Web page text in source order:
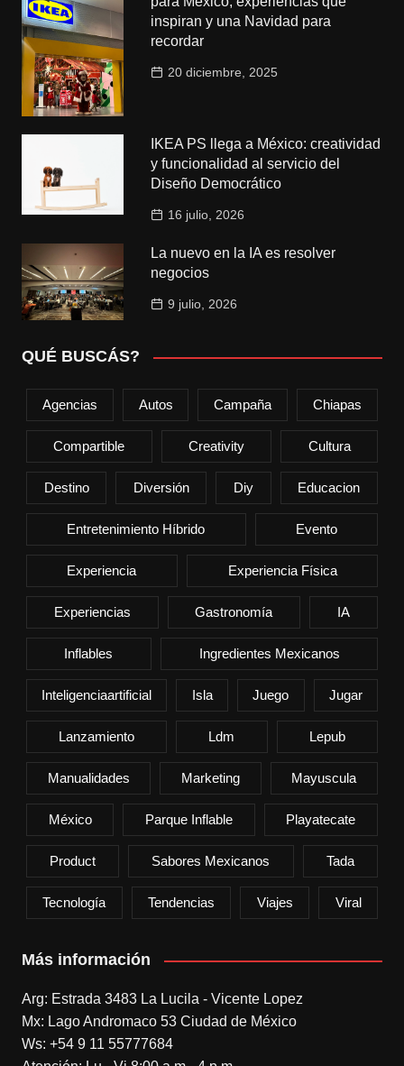
inspiran y una Navidad para
recordar
20 diciembre, 2025
IKEA PS llega a México: creatividad
y funcionalidad al servicio del
Diseño Democrático
16 julio, 2026
La nuevo en la IA es resolver
negocios
9 julio, 2026
QUÉ BUSCÁS?
Agencias Autos Campaña Chiapas
Compartible Creativity Cultura
Destino Diversión Diy Educacion
Entretenimiento Híbrido Evento
Experiencia Experiencia Física
Experiencias Gastronomía IA
Inflables Ingredientes Mexicanos
Inteligenciaartificial Isla Juego Jugar
Lanzamiento Ldm Lepub
Manualidades Marketing Mayuscula
México Parque Inflable Playatecate
Product Sabores Mexicanos Tada
Tecnología Tendencias Viajes Viral
Más información
Arg: Estrada 3483 La Lucila - Vicente Lopez
Mx: Lago Andromaco 53 Ciudad de México
Ws: +54 9 11 55777684